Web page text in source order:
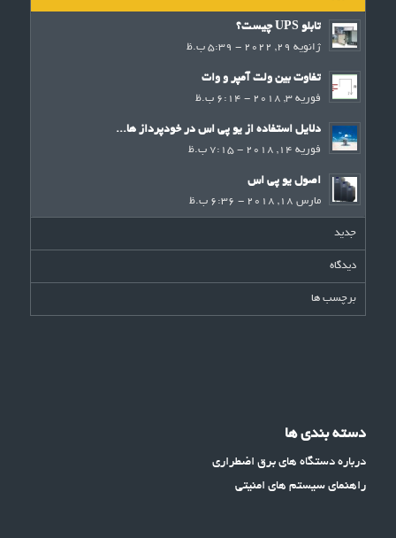
تابلو UPS چیست؟
ژانویه 29, 2022 - 5:39 ب.ظ
تفاوت بین ولت آمپر و وات
فوریه 3, 2018 - 6:14 ب.ظ
دلایل استفاده از یو پی اس در خودپرداز ها...
فوریه 14, 2018 - 7:15 ب.ظ
اصول یو پی اس
مارس 18, 2018 - 6:36 ب.ظ
جدید
دیدگاه
برچسب ها
دسته بندی ها
درباره دستگاه های برق اضطراری
راهنمای سیستم های امنیتی